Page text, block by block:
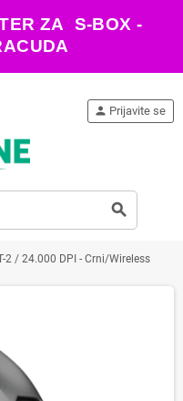
ZA S-BOX -
search
person Prijavite se
2 / 24.000 DPI - Crni/Wireless